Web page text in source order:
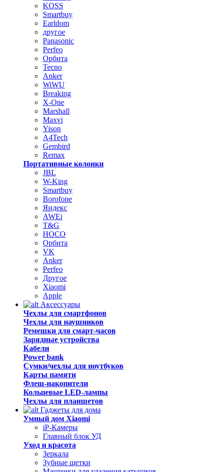
KOSS
Smartbuy
Earldom
другое
Panasonic
Perfeo
Орбита
Tecno
Anker
WiWU
Breaking
X-One
Marshall
Maxvi
Yison
A4Tech
Gembird
Remax
Портативные колонки
JBL
W-King
Smartbuy
Borofone
Яндекс
AWEi
T&G
HOCO
Орбита
VK
Anker
Perfeo
Другое
Xiaomi
Apple
Аксессуары
Чехлы для смартфонов
Чехлы для наушников
Ремешки для смарт-часов
Зарядные устройства
Кабели
Power bank
Сумки/чехлы для ноутбуков
Карты памяти
Флеш-накопители
Кольцевые LED-лампы
Чехлы для планшетов
Гаджеты для дома
Умный дом Xiaomi
iP-Камеры
Главный блок УД
Уход и красота
Зеркала
Зубные щетки